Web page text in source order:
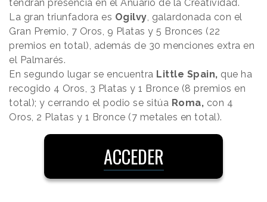
tendrán presencia en el Anuario de la Creatividad.
La gran triunfadora es Ogilvy, galardonada con el
Gran Premio, 7 Oros, 9 Platas y 5 Bronces (22
premios en total), además de 30 menciones extra en
el Palmarés.
En segundo lugar se encuentra Little Spain, que ha
recogido 4 Oros, 3 Platas y 1 Bronce (8 premios en
total); y cerrando el podio se sitúa Roma, con 4
Oros, 2 Platas y 1 Bronce (7 metales en total).
ACCEDER